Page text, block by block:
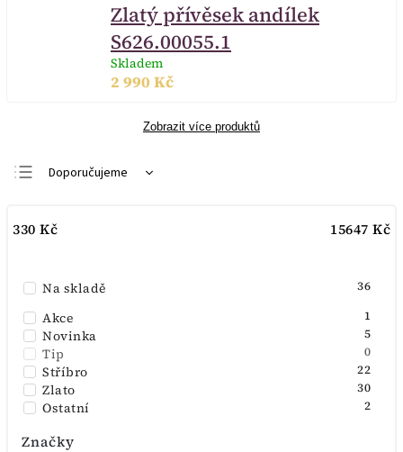
Zlatý přívěsek andílek
S626.00055.1
Skladem
2 990 Kč
Zobrazit více produktů
Doporučujeme
Nejdražší
Abecedně
330 Kč 15647 Kč
Na skladě 36
Akce 1
Novinka 5
Tip 0
Stříbro 22
Zlato 30
Ostatní 2
Značky